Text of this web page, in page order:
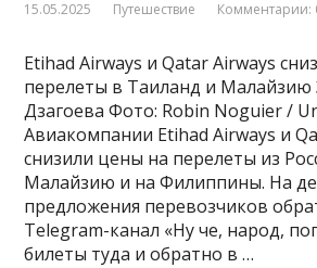
15.05.2025 Путешествие Комментарии:
Etihad Airways и Qatar Airways
перелеты в Таиланд и Малайзию
Дзагоева Фото: Robin Noguier /
Авиакомпании Etihad Airways и
снизили цены на перелеты из
Малайзию и на Филиппины. На
предложения перевозчиков
Telegram-канал «Ну че, народ,
билеты туда и обратно в …